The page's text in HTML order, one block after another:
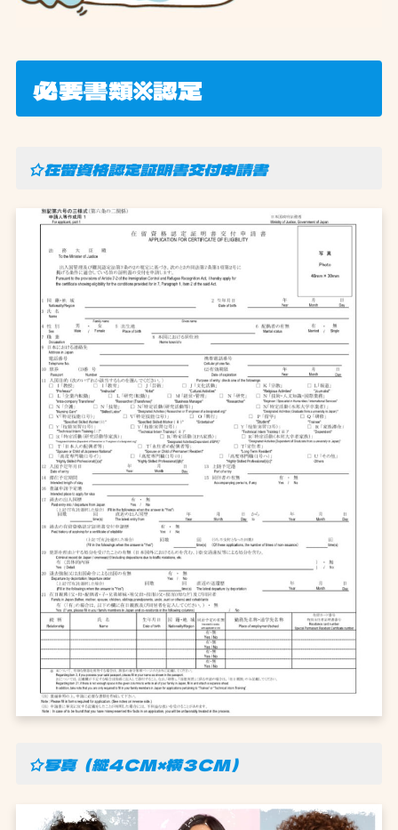
必要書類※認定
☆在留資格認定証明書交付申請書
☆写真（縦４CM×横３CM）